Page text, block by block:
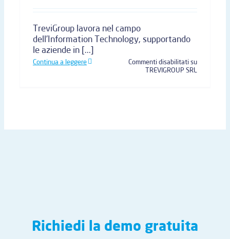
TreviGroup lavora nel campo
dell’Information Technology, supportando
le aziende in [...]
Continua a leggere Commenti disabilitatisu
TREVIGROUP SRL
Richiedi la demo gratuita